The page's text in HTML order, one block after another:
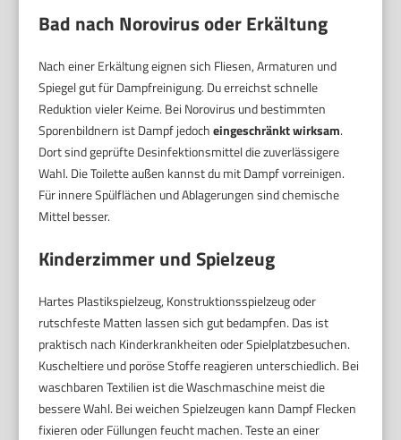
Bad nach Norovirus oder Erkältung
Nach einer Erkältung eignen sich Fliesen, Armaturen und
Spiegel gut für Dampfreinigung. Du erreichst schnelle
Reduktion vieler Keime. Bei Norovirus und bestimmten
Sporenbildnern ist Dampf jedocheingeschränkt wirksam.
Dort sind geprüfte Desinfektionsmittel die zuverlässigere
Wahl. Die Toilette außen kannst du mit Dampf vorreinigen.
Für innere Spülflächen und Ablagerungen sind chemische
Mittel besser.
Kinderzimmer und Spielzeug
Hartes Plastikspielzeug, Konstruktionsspielzeug oder
rutschfeste Matten lassen sich gut bedampfen. Das ist
praktisch nach Kinderkrankheiten oder Spielplatzbesuchen.
Kuscheltiere und poröse Stoffe reagieren unterschiedlich. Bei
waschbaren Textilien ist die Waschmaschine meist die
bessere Wahl. Bei weichen Spielzeugen kann Dampf Flecken
fixieren oder Füllungen feucht machen. Teste an einer